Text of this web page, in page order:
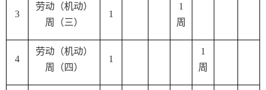
3
劳动（机动）
周（三）
1
1
周
4
劳动（机动）
周（四）
1
1
周